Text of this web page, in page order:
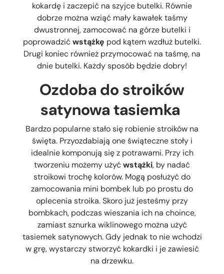
kokardę i zaczepić na szyjce butelki. Równie
dobrze można wziąć mały kawałek taśmy
dwustronnej, zamocować na górze butelki i
poprowadzićwstążkę pod kątem wzdłuż butelki.
Drugi koniec również przymocować na taśmę, na
dnie butelki. Każdy sposób będzie dobry!
Ozdoba do stroików
satynowa tasiemka
Bardzo popularne stało się robienie stroików na
święta. Przyozdabiają one świąteczne stoły i
idealnie komponują się z potrawami. Przy ich
tworzeniu możemy użyćwstążki, by nadać
stroikowi trochę kolorów. Mogą posłużyć do
zamocowania mini bombek lub po prostu do
oplecenia stroika. Skoro już jesteśmy przy
bombkach, podczas wieszania ich na choince,
zamiast sznurka wiklinowego można użyć
tasiemek satynowych. Gdy jednak to nie wchodzi
w grę, wystarczy stworzyć kokardki i je zawiesić
na drzewku.